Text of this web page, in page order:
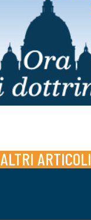
ALTRI ARTICOLI